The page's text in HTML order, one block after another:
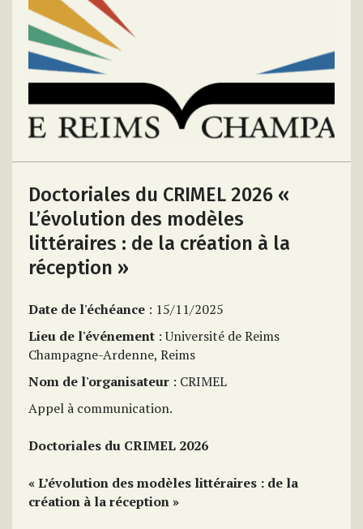
Doctoriales du CRIMEL 2026 «
L’évolution des modèles
littéraires : de la création à la
réception »
Date de l'échéance : 15/11/2025
Lieu de l'événement : Université de Reims
Champagne-Ardenne, Reims
Nom de l'organisateur : CRIMEL
Appel à communication.
Doctoriales du CRIMEL 2026
« L’évolution des modèles littéraires : de la
création à la réception »